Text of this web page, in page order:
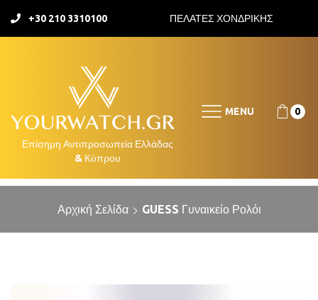
+30 210 3310100 ΠΕΛΑΤΕΣ ΧΟΝΔΡΙΚΗΣ
MENU 0
Αρχική Σελίδα GUESS Γυναικείο Ρολόι